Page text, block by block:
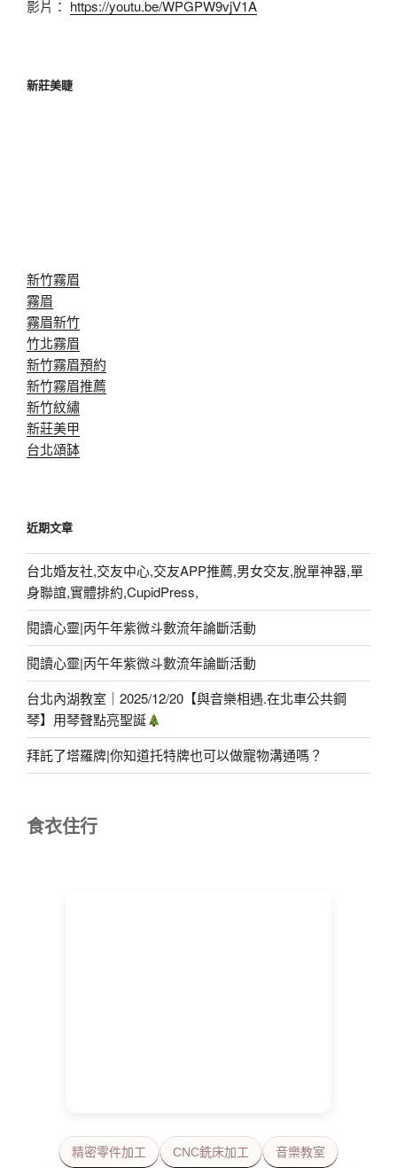
影片： https://youtu.be/WPGPW9vjV1A
新莊美睫
新竹霧眉
霧眉
霧眉新竹
竹北霧眉
新竹霧眉預約
新竹霧眉推薦
新竹紋繡
新莊美甲
台北頌缽
近期文章
台北婚友社,交友中心,交友APP推薦,男女交友,脫單神器,單
身聯誼,實體排約,CupidPress,
閱讀心靈|丙午年紫微斗數流年論斷活動
閱讀心靈|丙午年紫微斗數流年論斷活動
台北內湖教室｜2025/12/20【與音樂相遇.在北車公共鋼
琴】用琴聲點亮聖誕
拜託了塔羅牌|你知道托特牌也可以做寵物溝通嗎？
食衣住行
精密零件加工 CNC銑床加工 音樂教室